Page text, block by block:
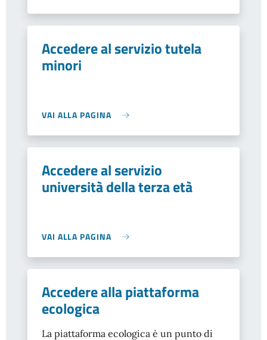
Accedere al servizio tutela
minori
VAI ALLA PAGINA
Accedere al servizio
università della terza età
VAI ALLA PAGINA
Accedere alla piattaforma
ecologica
La piattaforma ecologica è un punto di